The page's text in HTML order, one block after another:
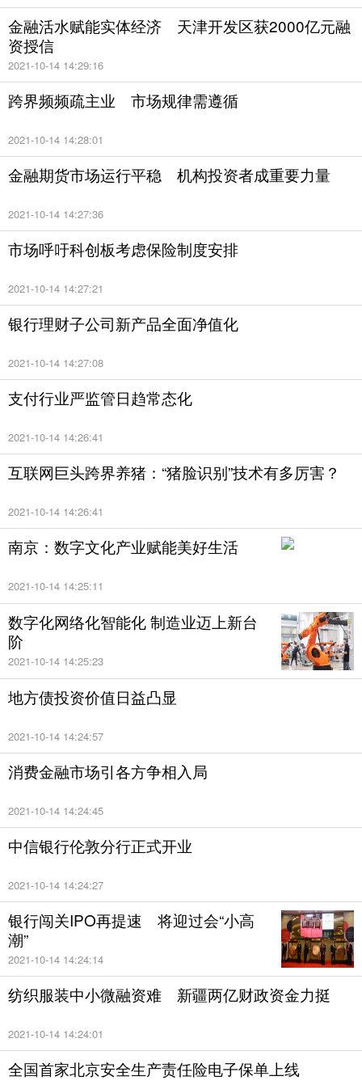
务持续呈现较快增长态势。民和股份则预计上半年净
利达8亿元至9.6亿元，同比增长4244.40%至
5113.28%，业绩变动的原因则是预计主营产品商品代
鸡苗销售价格较同期有较大幅度上涨。预告业绩跌幅
亏损5000万元至9000万元，业绩变动的主要原因是受
市场竞争加剧、经营成本增加等因素影响，公司根据
期亏损且经过调整后仍扭亏无望的门店，预计产生的
损失对半年度经营业绩造成较大影响。
针对即将到来的半年报披露时点，机构整体对市场走
势相对谨慎乐观。山西证券指出，中长期来看，我国
宏观经济具备韧性，A股在国际大类资产中具备性价比
优势;资本市场加速对外开放，吸引海外资金、中长线
资金持续性涌入A股市场;资本市场地位提升，政策环
来新的活力，重塑估值定价逻辑，建设更为良好的投
资生态体系。在经济基本面获得支撑，风险偏好得到
牛行情的真正起点。
中银国际证券总裁助理兼首席经济学家徐高指出，A股
的涨幅存在季节性规律，“春季躁动”和“五穷六绝七翻
身”可以在数据中找到支撑。从历史规律来看，对今年
A股市场不要太悲观，但也别太乐观。
金融活水赋能实体经济 天津开发区获2000亿元融
资授信
2021-10-14 14:29:16
跨界频频疏主业 市场规律需遵循
2021-10-14 14:28:01
金融期货市场运行平稳 机构投资者成重要力量
2021-10-14 14:27:36
市场呼吁科创板考虑保险制度安排
2021-10-14 14:27:21
银行理财子公司新产品全面净值化
2021-10-14 14:27:08
支付行业严监管日趋常态化
2021-10-14 14:26:41
互联网巨头跨界养猪：“猪脸识别”技术有多厉害？
2021-10-14 14:26:41
南京：数字文化产业赋能美好生活
2021-10-14 14:25:11
数字化网络化智能化 制造业迈上新台
阶
2021-10-14 14:25:23
地方债投资价值日益凸显
2021-10-14 14:24:57
消费金融市场引各方争相入局
2021-10-14 14:24:45
中信银行伦敦分行正式开业
2021-10-14 14:24:27
银行闯关IPO再提速 将迎过会“小高
潮”
2021-10-14 14:24:14
纺织服装中小微融资难 新疆两亿财政资金力挺
2021-10-14 14:24:01
全国首家北京安全生产责任险电子保单上线